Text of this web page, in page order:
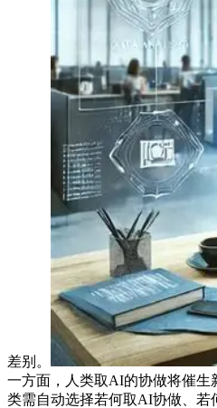
差别。
一方面，人类取AI的协做将催生
类需自动选择若何取AI协做、若